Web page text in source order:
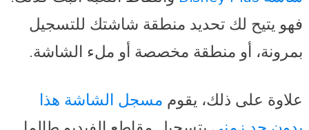
فهو يتيح لك تحديد منطقة شاشتك للتسجيل
بمرونة، أو منطقة مخصصة أو ملء الشاشة.
علاوة على ذلك، يقوم مسجل الشاشة هذا